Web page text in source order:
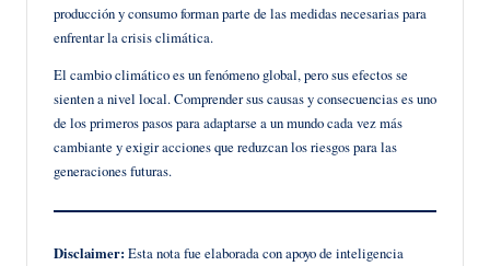
producción y consumo forman parte de las medidas necesarias para
enfrentar la crisis climática.
El cambio climático es un fenómeno global, pero sus efectos se
sienten a nivel local. Comprender sus causas y consecuencias es uno
de los primeros pasos para adaptarse a un mundo cada vez más
cambiante y exigir acciones que reduzcan los riesgos para las
generaciones futuras.
Disclaimer: Esta nota fue elaborada con apoyo de inteligencia